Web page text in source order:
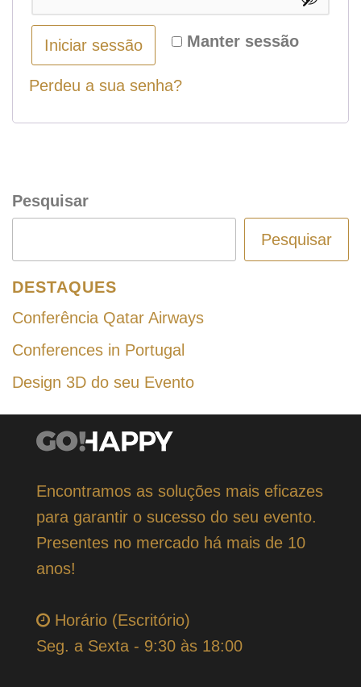
Manter sessão
Iniciar sessão
Perdeu a sua senha?
Pesquisar
Pesquisar
DESTAQUES
Conferência Qatar Airways
Conferences in Portugal
Design 3D do seu Evento
Encontramos as soluções mais eficazes
para garantir o sucesso do seu evento.
Presentes no mercado há mais de 10
anos!
Horário (Escritório)
Seg. a Sexta - 9:30 às 18:00